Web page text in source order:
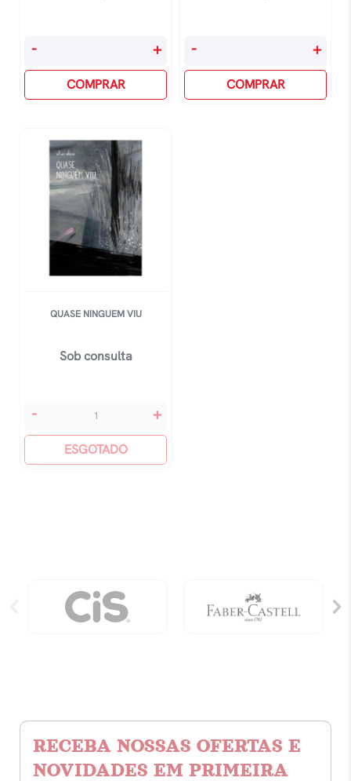
Achou?
- +
COMPRAR
Tá
quantidade
- +
COMPRAR
QUASE NINGUEM VIU
Sob consulta
Quase
quantidade
- +
ESGOTADO
RECEBA NOSSAS OFERTAS E
NOVIDADES EM PRIMEIRA